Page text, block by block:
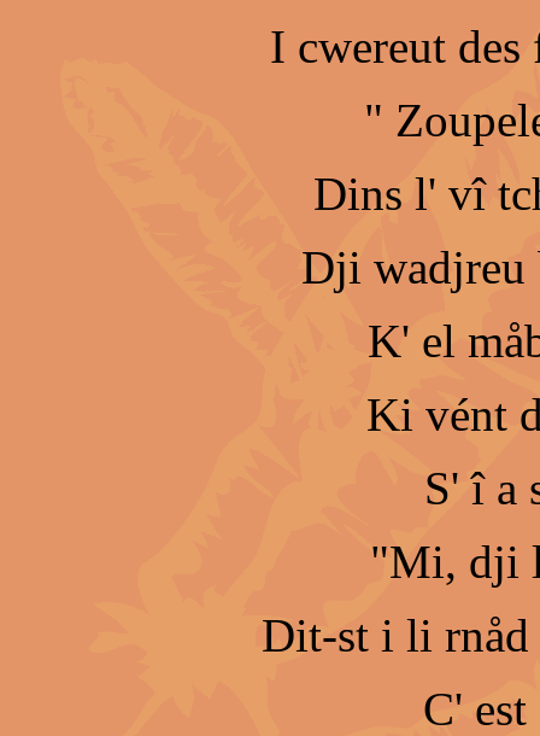
I cwereut des
"
Dins l' vî
Dji wadjreu
K' el
Ki vént
S' î a
"Mi, dji
Dit-st i li rnåd
C' est